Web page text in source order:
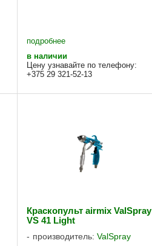
подробнее
в наличии
Цену узнавайте по телефону:
+375 29 321-52-13
Краскопульт airmix ValSpray
VS 41 Light
производитель: ValSpray